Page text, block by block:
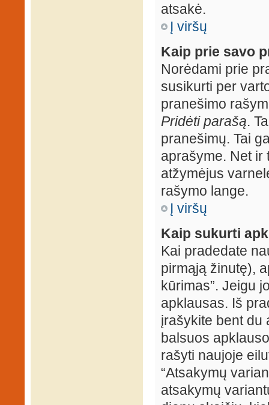
atsakė.
Į viršų
Kaip prie savo
Norėdami prie
susikurti per
pranešimo
Pridėti parašą.
pranešimų. Tai
aprašyme. Net ir
atžymėjus
rašymo lange.
Į viršų
Kaip sukurti
Kai pradedate
pirmąją žinutę),
kūrimas”. Jeigu
apklausas. Iš
įrašykite bent du
balsuos
rašyti naujoje
“Atsakymų
atsakymų